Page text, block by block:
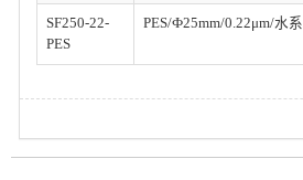
SF250-22-
PES
PES/Ф25mm/0.22μm/水系